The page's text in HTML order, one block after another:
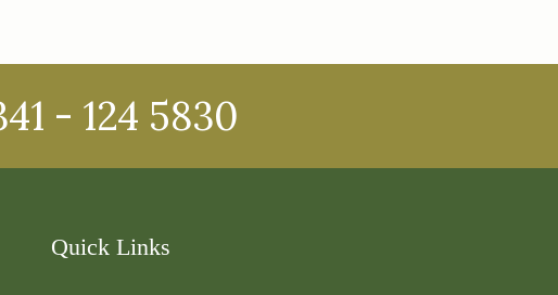
- 124 5830
Quick Links